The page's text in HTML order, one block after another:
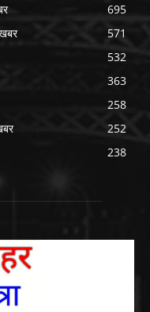
695
571
532
363
258
252
238